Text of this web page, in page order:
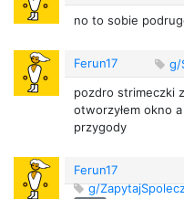
no to sobie
Ferun17 g/
pozdro strimeczki
otworzyłem okno
przygody
Ferun17
g/